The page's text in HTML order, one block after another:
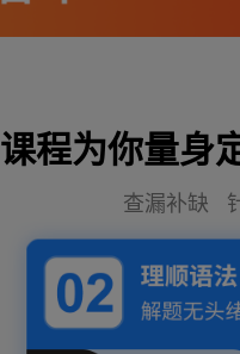
课程为你量身
查漏补缺